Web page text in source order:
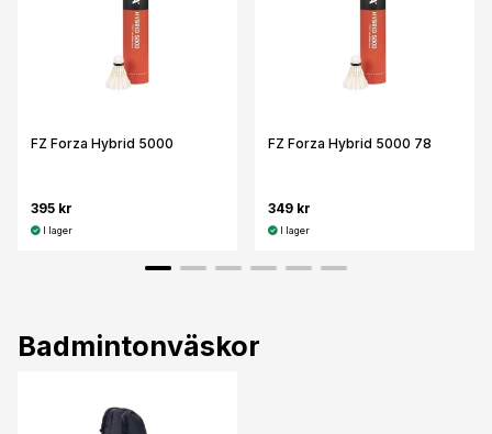
FZ Forza Hybrid 5000
395 kr
I lager
FZ Forza Hybrid 5000 78
349 kr
I lager
Badmintonväskor